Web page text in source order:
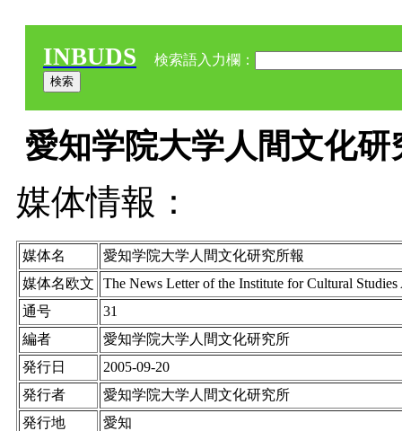
INBUDS 検索語入力欄：
愛知学院大学人間文化研
媒体情報：
媒体名
愛知学院大学人間文化研究所報
媒体名欧文
The News Letter of the Institute for Cultural
通号
31
編者
愛知学院大学人間文化研究所
発行日
2005-09-20
発行者
愛知学院大学人間文化研究所
発行地
愛知